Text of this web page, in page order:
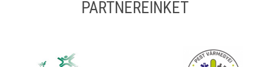
PARTNEREINKET